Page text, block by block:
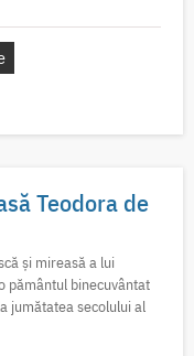
Teodora de
și mireasă a lui
pământul binecuvântat
jumătatea secolului al